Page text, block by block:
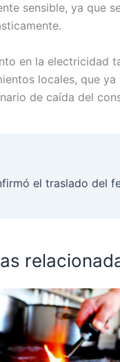
sensible, ya que
en la electricidad
locales, que
de caída del